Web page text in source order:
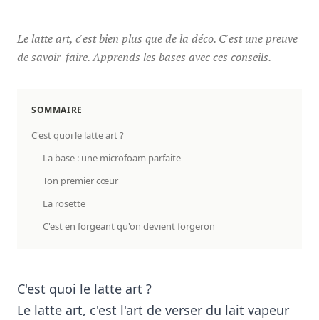
Le latte art, c'est bien plus que de la déco. C'est une preuve
de savoir-faire. Apprends les bases avec ces conseils.
SOMMAIRE
C'est quoi le latte art ?
La base : une microfoam parfaite
Ton premier cœur
La rosette
C'est en forgeant qu'on devient forgeron
C'est quoi le latte art ?
Le latte art, c'est l'art de verser du lait vapeur